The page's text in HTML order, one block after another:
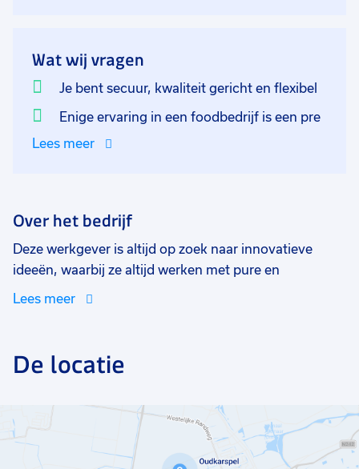
Wat wij vragen
Je bent secuur, kwaliteit gericht en flexibel
Enige ervaring in een foodbedrijf is een pre
Lees meer
Over het bedrijf
Deze werkgever is altijd op zoek naar innovatieve
ideeën, waarbij ze altijd werken met pure en
natuurlijke ingrediënten. Eten is hun passie en delen
ze maken, de manier waarop ze werken en de manier
waarop ze met elkaar omgaan.
Lees meer
De locatie